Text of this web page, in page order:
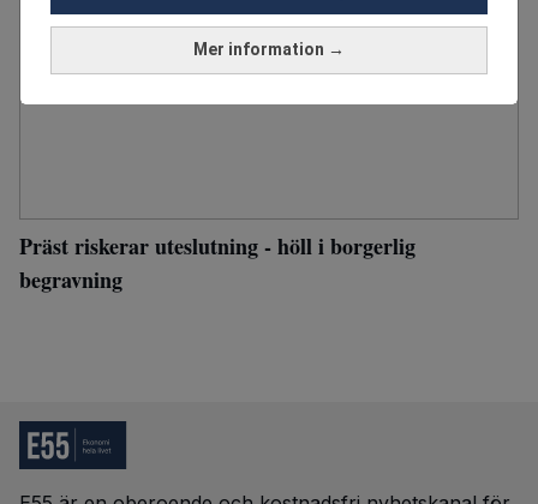
Mer information →
Präst riskerar uteslutning - höll i borgerlig
begravning